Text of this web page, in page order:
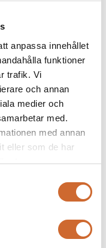
anpassa innehållet
funktioner
trafik. Vi
och annan
medier och
med.
med annan
eller som de har